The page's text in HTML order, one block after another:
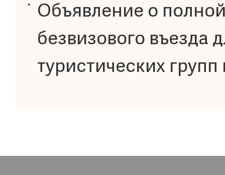
Объявление о
безвизового въезда
туристических